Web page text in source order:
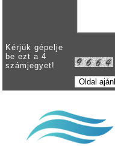
Kérjük gépelje
be ezt a 4
számjegyet!